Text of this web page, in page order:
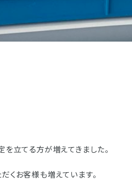
焼津本店
を立てる方が増えてきました。
くお客様も増えています。